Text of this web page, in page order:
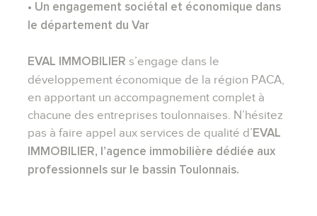
• Un engagement sociétal et économique dans
le département du Var
EVAL IMMOBILIER s’engage dans le
développement économique de la région PACA,
en apportant un accompagnement complet à
chacune des entreprises toulonnaises. N’hésitez
pas à faire appel aux services de qualité d’ EVAL
IMMOBILIER, l’agence immobilière dédiée aux
professionnels sur le bassin Toulonnais.